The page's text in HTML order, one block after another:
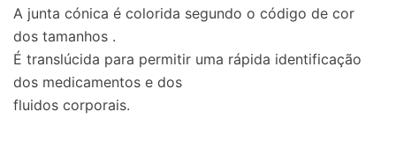
A junta cónica é colorida segundo o código de cor
dos tamanhos .
É translúcida para permitir uma rápida identificação
dos medicamentos e dos
fluidos corporais.